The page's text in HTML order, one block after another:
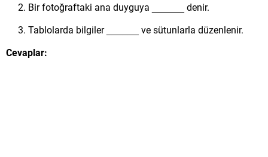
Bir fotoğraftaki ana duyguya ______ denir.
Tablolarda bilgiler ______ ve sütunlarla düzenlenir.
Cevaplar: